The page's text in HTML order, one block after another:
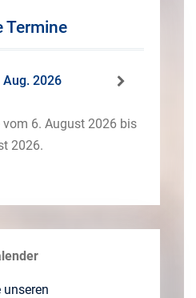
Termine
Aug. 2026
vom 6. August 2026 bis
2026.
unseren